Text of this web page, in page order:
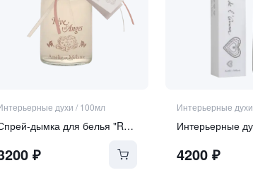
духи / 100мл
Спрей-дымка для белья "RÊVE D'ANGES" | "МЕЧТА АНГЕЛА"
₽
Интерьерные духи
4200₽